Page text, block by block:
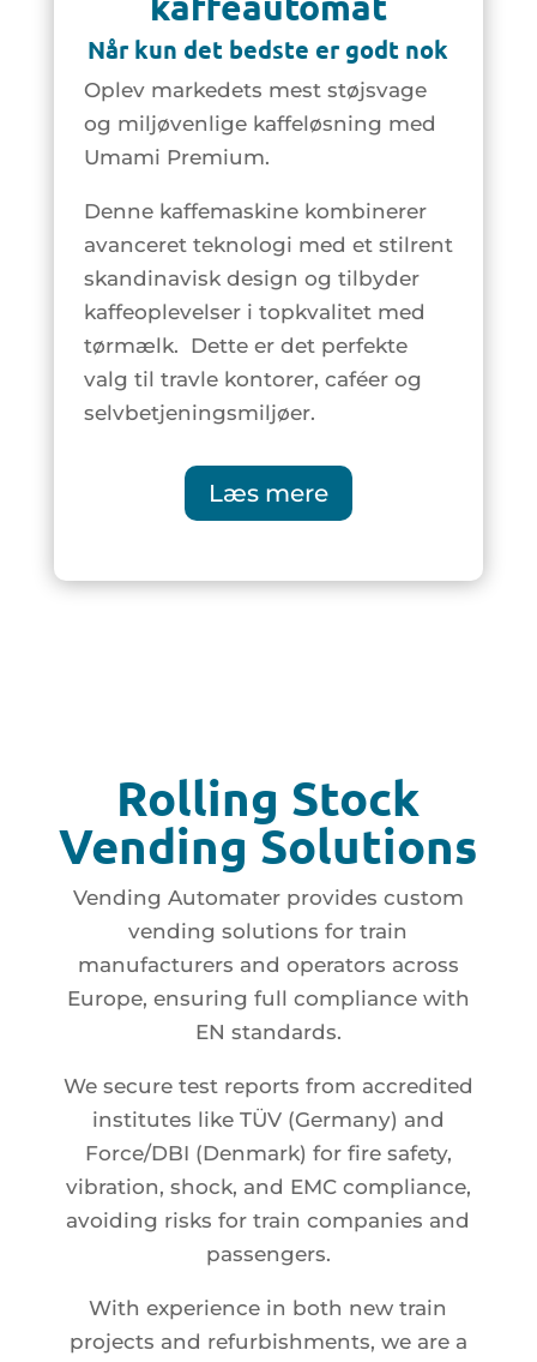
Når kun det bedste er godt nok
Oplev markedets mest støjsvage
og miljøvenlige kaffeløsning med
Umami Premium.
Denne kaffemaskine kombinerer
avanceret teknologi med et stilrent
skandinavisk design og tilbyder
kaffeoplevelser i topkvalitet med
tørmælk. Dette er det perfekte
valg til travle kontorer, caféer og
selvbetjeningsmiljøer.
Læs mere
Rolling Stock
Vending Solutions
Vending Automater provides custom
vending solutions for train
manufacturers and operators across
Europe, ensuring full compliance with
EN standards.
We secure test reports from accredited
institutes like TÜV (Germany) and
Force/DBI (Denmark) for fire safety,
vibration, shock, and EMC compliance,
avoiding risks for train companies and
passengers.
With experience in both new train
projects and refurbishments, we are a